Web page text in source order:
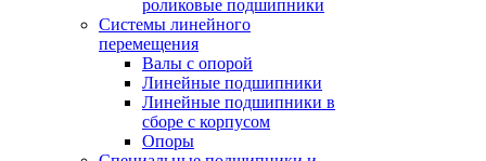
роликовые подшипники
Системы линейного
перемещения
Валы с опорой
Линейные подшипники
Линейные подшипники в
сборе с корпусом
Опоры